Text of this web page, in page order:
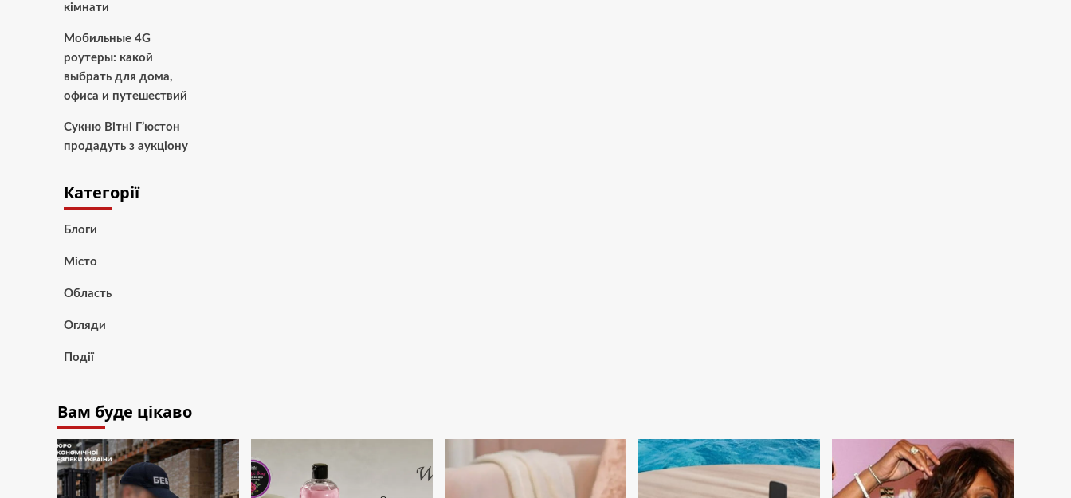
кімнати
Мобильные 4G
роутеры: какой
выбрать для дома,
офиса и путешествий
Сукню Вітні Г’юстон
продадуть з аукціону
Категорії
Блоги
Місто
Область
Огляди
Події
Вам буде цікаво